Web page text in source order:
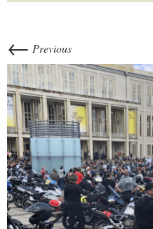
← Previous